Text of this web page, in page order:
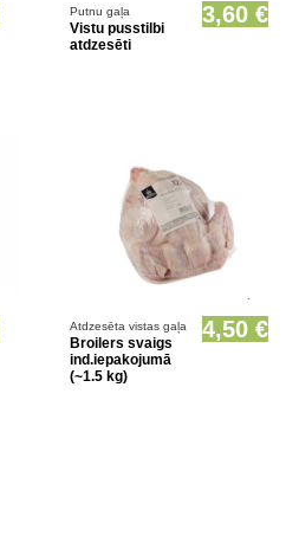
Putnu gaļa
Vistu pusstilbi
atdzesēti
3,60 €
Prece pieejama opcionāli
Atdzesēta vistas gaļa
Broilers svaigs
ind.iepakojumā
(~1.5 kg)
4,50 €